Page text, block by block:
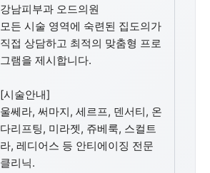
강남피부과 오드의원
모든 시술 영역에 숙련된 집도의가
직접 상담하고 최적의 맞춤형 프로
그램을 제시합니다.
[시술안내]
울쎄라, 써마지, 세르프, 덴서티, 온
다리프팅, 미라젯, 쥬베룩, 스컬트
라, 레디어스 등 안티에이징 전문
클리닉.